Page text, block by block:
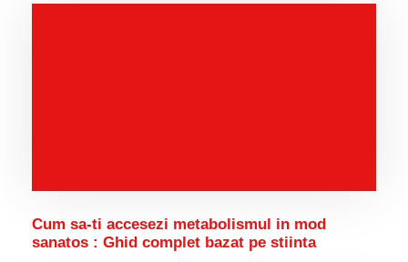
Cum sa-ti accesezi metabolismul in mod
sanatos : Ghid complet bazat pe stiinta